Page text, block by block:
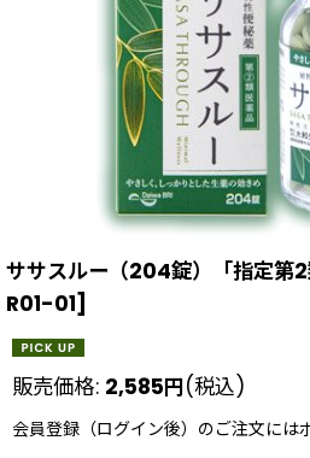
ササスルー（204錠）「指定第2
R01-01]
販売価格: 2,585円(税込)
会員登録（ログイン後）のご注文には